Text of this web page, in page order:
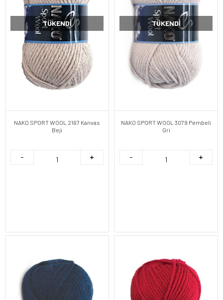
TÜKENDI
NAKO SPORT WOOL 2167 Kanvas
Beji
TÜKENDI
NAKO SPORT WOOL 3079 Pembeli
Gri